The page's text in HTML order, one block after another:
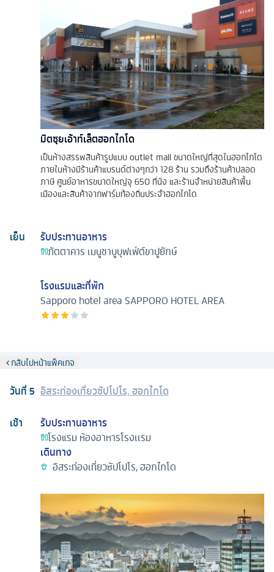
มิตซุยเอ้าท์เล็ตฮอกไกโด
เป็นห้างสรรพสินค้ารูปแบบ outlet mall ขนาดใหญ่ที่สุดในฮอกไกโด
ภายในห้างมีร้านค้าแบรนด์ต่างๆกว่า 128 ร้าน รวมถึงร้านค้าปลอด
ภาษี ศูนย์อาหารขนาดใหญ่จุ 650 ที่นั่ง และร้านจำหน่ายสินค้าพื้น
เมืองและสินค้าจากฟาร์มท้องถิ่นประจำฮอกไกโด
เย็น
รับประทานอาหาร
ภัตตาคาร เมนูชาบูบุฟเฟ่ต์ขาปูยักษ์
โรงแรมและที่พัก
Sapporo hotel areaSAPPORO HOTEL AREA
กลับไปหน้าแพ็คเกจ
วันที่5 อิสระท่องเที่ยวซัปโปโร, ฮอกไกโด
เช้า
รับประทานอาหาร
โรงแรม ห้องอาหารโรงเเรม
เดินทาง
อิสระท่องเที่ยวซัปโปโร, ฮอกไกโด